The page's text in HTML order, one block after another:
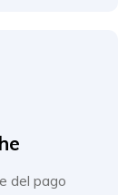
del pago